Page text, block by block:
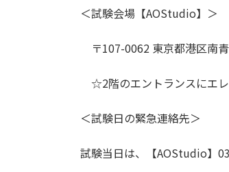
＜試験会場【AOStudio】＞
〒107-0062 東京都港区南
☆2階のエントランスにエレ
＜試験日の緊急連絡先＞
試験当日は、【AOStudio】